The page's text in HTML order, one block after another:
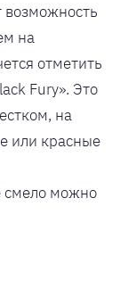
возможность
на
отметить
Fury». Это
на
или красные
смело можно